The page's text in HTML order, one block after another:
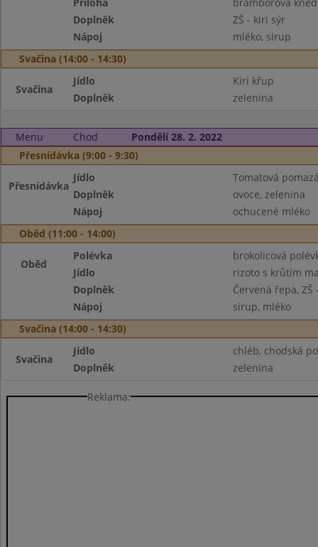
Doplněk
ZŠ - kiri sýr
Nápoj
mléko, sirup
Svačina (14:00 - 14:30)
Svačina
Jídlo
Kiri křup
Doplněk
zelenina
Menu Chod
Pondělí 28. 2. 2022
Přesnídávka (9:00 - 9:30)
Přesnídávka
Jídlo
Tomatová
Doplněk
ovoce, zelenina
Nápoj
ochucené mléko
Oběd (11:00 - 14:00)
Oběd
Polévka
brokolicová
Jídlo
rizoto s krůtím
Doplněk
Červená řepa,
Nápoj
sirup, mléko
Svačina (14:00 - 14:30)
Svačina
Jídlo
chléb, chodská
Doplněk
zelenina
Reklama: